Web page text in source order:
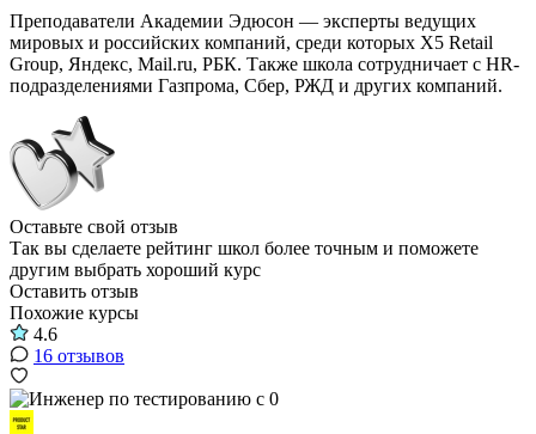
Преподаватели Академии Эдюсон — эксперты ведущих
мировых и российских компаний, среди которых Х5 Retail
Group, Яндекс, Mail.ru, РБК. Также школа сотрудничает с HR-
подразделениями Газпрома, Сбер, РЖД и других компаний.
Оставьте свой отзыв
Так вы сделаете рейтинг школ более точным и поможете
другим выбрать хороший курс
Оставить отзыв
Похожие курсы
4.6
16 отзывов